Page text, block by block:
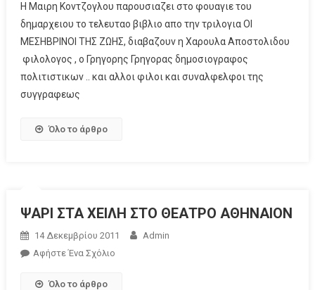
Η Μαιρη Κοντζογλου παρουσιαζει στο φουαγιε του
δημαρχειου το τελευταο βιβλιο απο την τριλογια ΟΙ
ΜΕΣΗΒΡΙΝΟΙ ΤΗΣ ΖΩΗΣ, διαβαζουν η Χαρουλα Αποστολιδου
φιλολογος , ο Γρηγορης Γρηγορας δημοσιογραφος
πολιτιστικων .. και αλλοι φιλοι και συναλφελφοι της
συγγραφεως
Όλο το άρθρο
ΨΑΡΙ ΣΤΑ ΧΕΙΛΗ ΣΤΟ ΘΕΑΤΡΟ ΑΘΗΝΑΙΟΝ
14 Δεκεμβρίου 2011
Admin
Αφήστε Ένα Σχόλιο
Όλο το άρθρο